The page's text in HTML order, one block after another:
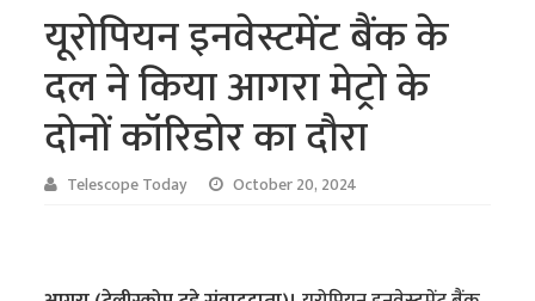
यूरोपियन इनवेस्टमेंट बैंक के
दल ने किया आगरा मेट्रो के
दोनों कॉरिडोर का दौरा
Telescope Today October 20, 2024